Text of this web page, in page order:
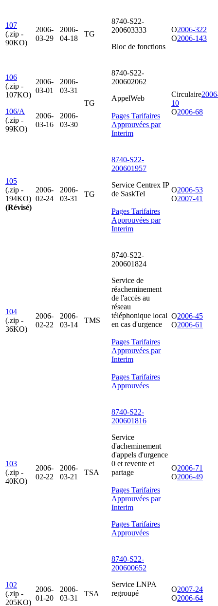
107
(.zip -
90KO)
2006-
03-29
2006-
04-18
TG
8740-S22-
200603333
Bloc de fonctions
O2006-322
O2006-143
106
(.zip -
107KO)
106/A
(.zip -
99KO)
2006-
03-01
2006-
03-16
2006-
03-31
2006-
03-30
TG
8740-S22-
200602062
AppelWeb
Pages Tarifaires
Approuvées par
Interim
Circulaire
10
O2006-68
105
(.zip -
194KO)
(Révisé)
2006-
02-24
2006-
03-31
TG
8740-S22-
200601957
Service Centrex IP
de SaskTel
Pages Tarifaires
Approuvées par
Interim
O2006-53
O2007-41
104
(.zip -
36KO)
2006-
02-22
2006-
03-14
TMS
8740-S22-
200601824
Service de
réacheminement
de l'accès au
réseau
téléphonique local
en cas d'urgence
Pages Tarifaires
Approuvées par
Interim
Pages Tarifaires
Approuvées
O2006-45
O2006-61
103
(.zip -
40KO)
2006-
02-22
2006-
03-21
TSA
8740-S22-
200601816
Service
d'acheminement
d'appels d'urgence
0 et revente et
partage
Pages Tarifaires
Approuvées par
Interim
Pages Tarifaires
Approuvées
O2006-71
O2006-49
102
(.zip -
205KO)
2006-
01-20
2006-
03-31
TSA
8740-S22-
200600652
Service LNPA
regroupé
O2007-24
O2006-64